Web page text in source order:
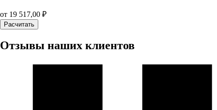
от 19 517,00 ₽
Расчитать
Отзывы наших клиентов